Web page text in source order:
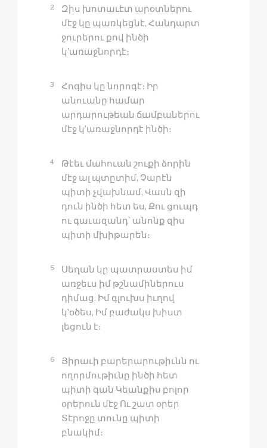
2
Զիս խոտաւէտ արօտներու
մէջ կը պառկեցնէ, Հանդարտ
ջուրերու քով ինծի
կ’առաջնորդէ։
3
Հոգիս կը նորոգէ։ Իր
անուանը համար
արդարութեան ճամբաներու
մէջ կ’առաջնորդէ ինծի։
4
Թէեւ մահուան շուքի ձորին
մէջ ալ պտըտիմ, Չարէն
պիտի չվախնամ, Վասն զի
դուն ինծի հետ ես, Քու ցուպդ
ու գաւազանդ՝ անոնք զիս
պիտի մխիթարեն։
5
Սեղան կը պատրաստես իմ
առջեւս իմ թշնամիներուս
դիմաց. Իմ գլուխս իւղով
կ’օծես, Իմ բաժակս խիստ
լեցուն է։
6
Յիրաւի բարերարութիւնն ու
ողորմութիւնը ինծի հետ
պիտի գան Կեանքիս բոլոր
օրերուն մէջ Ու շատ օրեր
Տէրոջը տունը պիտի
բնակիմ։